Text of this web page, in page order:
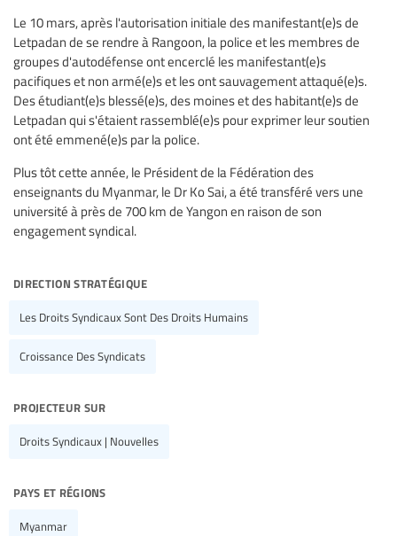
Le 10 mars, après l'autorisation initiale des manifestant(e)s de
Letpadan de se rendre à Rangoon, la police et les membres de
groupes d'autodéfense ont encerclé les manifestant(e)s
pacifiques et non armé(e)s et les ont sauvagement attaqué(e)s.
Des étudiant(e)s blessé(e)s, des moines et des habitant(e)s de
Letpadan qui s'étaient rassemblé(e)s pour exprimer leur soutien
ont été emmené(e)s par la police.
Plus tôt cette année, le Président de la Fédération des
enseignants du Myanmar, le Dr Ko Sai, a été transféré vers une
université à près de 700 km de Yangon en raison de son
engagement syndical.
direction stratégique
Les Droits Syndicaux Sont Des Droits Humains
Croissance Des Syndicats
projecteur sur
Droits Syndicaux | Nouvelles
pays et régions
Myanmar